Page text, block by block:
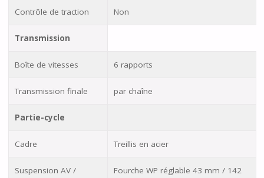
Contrôle de traction Non
Transmission
Boîte de vitesses 6 rapports
Transmission finale par chaîne
Partie-cycle
Cadre Treillis en acier
Suspension AV /
Fourche WP réglable 43 mm / 142